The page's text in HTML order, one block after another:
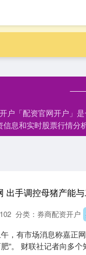
户「配资官网开户」
息和实时股票行情分析
102 分类： 券商配资开户
，有市场消息称嘉正
”。 财联社记者向多